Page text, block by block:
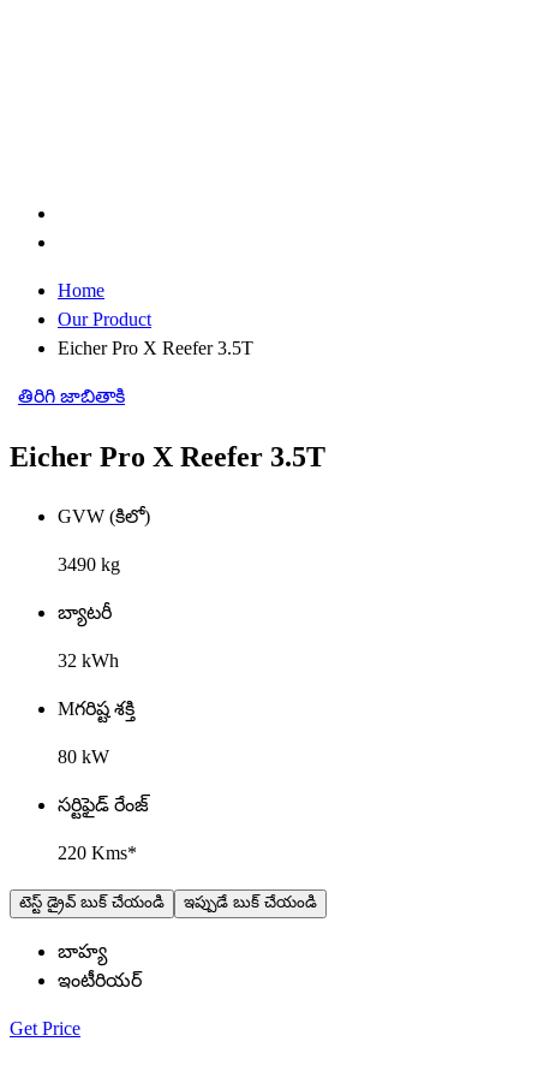
Home
Our Product
Eicher Pro X Reefer 3.5T
తిరిగి జాబితాకి
Eicher Pro X Reefer 3.5T
GVW (కిలో)
3490 kg
బ్యాటరీ
32 kWh
Mగరిష్ట శక్తి
80 kW
సర్టిఫైడ్ రేంజ్
220 Kms*
టెస్ట్ డ్రైవ్ బుక్ చేయండి ఇప్పుడే బుక్ చేయండి
బాహ్య
ఇంటీరియర్
Get Price